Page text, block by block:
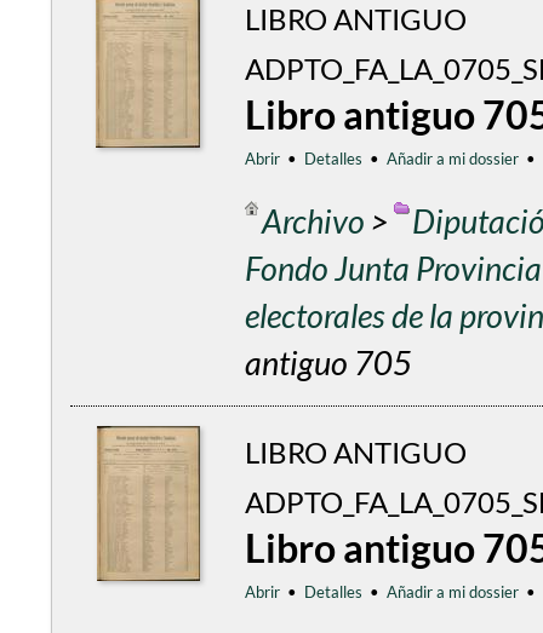
LIBRO ANTIGUO
Libro antiguo
Abrir • Detalles • Añadir a mi dossier •
Archivo >
Fondo Junta
electorales de la
antiguo 705
LIBRO ANTIGUO
Libro antiguo
Abrir • Detalles • Añadir a mi dossier •